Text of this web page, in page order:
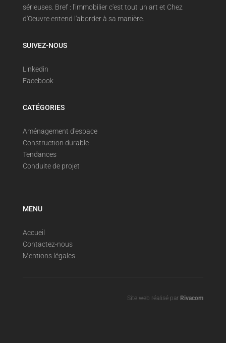
sérieuses. Bref : l'immobilier c'est tout un art et Chez
d'Oeuvre entend l'aborder à sa manière.
SUIVEZ-NOUS
Linkedin
Facebook
CATÉGORIES
Aménagement d'espace
Construction durable
Tendances
Conduite de projet
MENU
Accueil
Contactez-nous
Mentions légales
Site web réalisé par Rivacom